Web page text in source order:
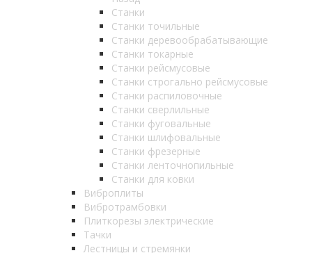
Станки
Станки точильные
Станки деревообрабатывающие
Станки токарные
Станки рейсмусовые
Станки строгально рейсмусовые
Станки распиловочные
Станки сверлильные
Станки фуговальные
Станки шлифовальные
Станки фрезерные
Станки ленточнопильные
Станки для ковки
Виброплиты
Вибротрамбовки
Плиткорезы электрические
Тачки
Лестницы и стремянки